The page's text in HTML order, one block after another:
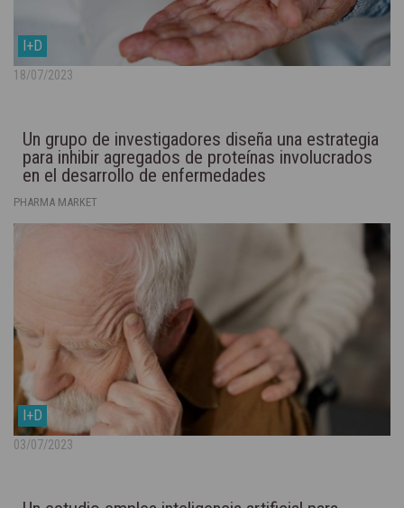
I+D
18/07/2023
Un grupo de investigadores diseña una estrategia
para inhibir agregados de proteínas involucrados
en el desarrollo de enfermedades
neurodegenerativas
PHARMA MARKET
I+D
03/07/2023